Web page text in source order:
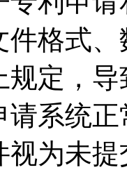
件格式
规定，
请系统
视为未提